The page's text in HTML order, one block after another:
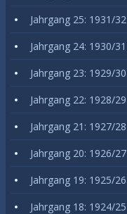
Jahrgang 25: 1931/32
Jahrgang 24: 1930/31
Jahrgang 23: 1929/30
Jahrgang 22: 1928/29
Jahrgang 21: 1927/28
Jahrgang 20: 1926/27
Jahrgang 19: 1925/26
Jahrgang 18: 1924/25